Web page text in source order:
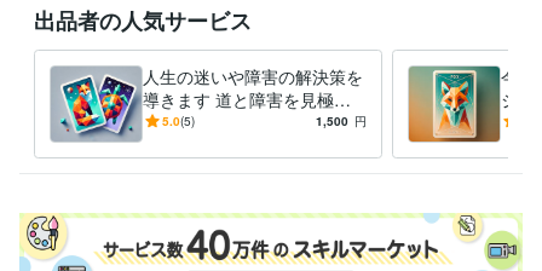
ビジネス・クリエイティブツール
Wix:6年WordPress:10年Excel:22年Google スプレッドシート:6年
Google スライド:6年Google ドキュメント:6年PowerPoint:10年
Word:22年freee:6年Google Analytics:6年
Google Search Console:6年
Google Tag Manager:5年
ChatGPT:1年
DALL-E:1年Photopea:1年
Adobe Premiere Pro:2年Canva:1年Figma:1年Adobe XD:3年
その他ツール
Visual Studio Code:6年
出品者の人気サービス
人生の迷いや障害の解決策を
導きます 道と障害を見極
め、次の一歩を導く2カード
5.0(5) 1,500 円
今の
ジを
う、